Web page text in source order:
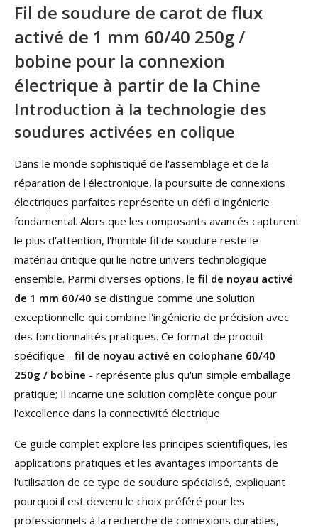
Fil de soudure de carot de flux
activé de 1 mm 60/40 250g /
bobine pour la connexion
électrique à partir de la Chine
Introduction à la technologie des
soudures activées en colique
Dans le monde sophistiqué de l'assemblage et de la
réparation de l'électronique, la poursuite de connexions
électriques parfaites représente un défi d'ingénierie
fondamental. Alors que les composants avancés capturent
le plus d'attention, l'humble fil de soudure reste le
matériau critique qui lie notre univers technologique
ensemble. Parmi diverses options, le fil de noyau activé
de 1 mm 60/40 se distingue comme une solution
exceptionnelle qui combine l'ingénierie de précision avec
des fonctionnalités pratiques. Ce format de produit
spécifique - fil de noyau activé en colophane 60/40
250g / bobine - représente plus qu'un simple emballage
pratique; Il incarne une solution complète conçue pour
l'excellence dans la connectivité électrique.
Ce guide complet explore les principes scientifiques, les
applications pratiques et les avantages importants de
l'utilisation de ce type de soudure spécialisé, expliquant
pourquoi il est devenu le choix préféré pour les
professionnels à la recherche de connexions durables,